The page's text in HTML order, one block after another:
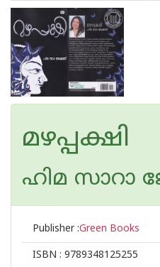
മഴപ്പക്ഷി
ഹിമ സാറാ
Publisher :Green Books
ISBN : 9789348125255